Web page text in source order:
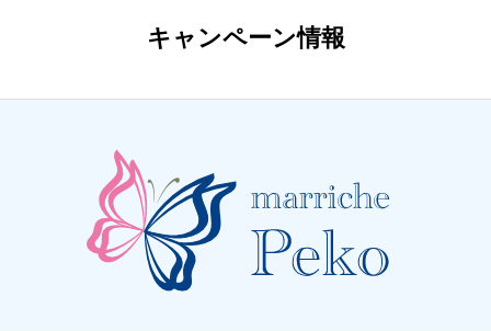
キャンペーン情報